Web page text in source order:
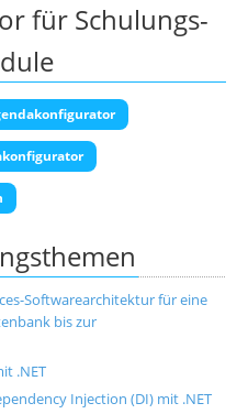
für Schulungs-
Softwarearchitektur für eine
bis zur
.NET
Injection (DI) mit .NET